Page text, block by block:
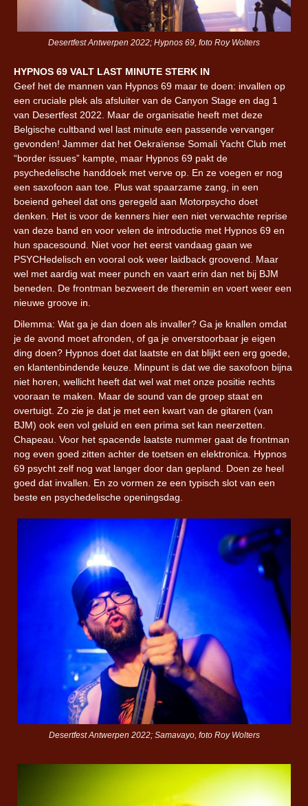
Desertfest Antwerpen 2022; Hypnos 69, foto Roy Wolters
HYPNOS 69 VALT LAST MINUTE STERK IN
Geef het de mannen van Hypnos 69 maar te doen: invallen op
een cruciale plek als afsluiter van de Canyon Stage en dag 1
van Desertfest 2022. Maar de organisatie heeft met deze
Belgische cultband wel last minute een passende vervanger
gevonden! Jammer dat het Oekraïense Somali Yacht Club met
“border issues” kampte, maar Hypnos 69 pakt de
psychedelische handdoek met verve op. En ze voegen er nog
een saxofoon aan toe. Plus wat spaarzame zang, in een
boeiend geheel dat ons geregeld aan Motorpsycho doet
denken. Het is voor de kenners hier een niet verwachte reprise
van deze band en voor velen de introductie met Hypnos 69 en
hun spacesound. Niet voor het eerst vandaag gaan we
PSYCHedelisch en vooral ook weer laidback groovend. Maar
wel met aardig wat meer punch en vaart erin dan net bij BJM
beneden. De frontman bezweert de theremin en voert weer een
nieuwe groove in.
Dilemma: Wat ga je dan doen als invaller? Ga je knallen omdat
je de avond moet afronden, of ga je onverstoorbaar je eigen
ding doen? Hypnos doet dat laatste en dat blijkt een erg goede,
en klantenbindende keuze. Minpunt is dat we die saxofoon bijna
niet horen, wellicht heeft dat wel wat met onze positie rechts
vooraan te maken. Maar de sound van de groep staat en
overtuigt. Zo zie je dat je met een kwart van de gitaren (van
BJM) ook een vol geluid en een prima set kan neerzetten.
Chapeau. Voor het spacende laatste nummer gaat de frontman
nog even goed zitten achter de toetsen en elektronica. Hypnos
69 psycht zelf nog wat langer door dan gepland. Doen ze heel
goed dat invallen. En zo vormen ze een typisch slot van een
beste en psychedelische openingsdag.
Desertfest Antwerpen 2022; Samavayo, foto Roy Wolters